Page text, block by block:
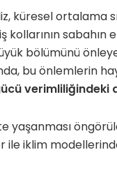
ortalama
bölümünü
bu önlemlerin
yaşanması
iklim